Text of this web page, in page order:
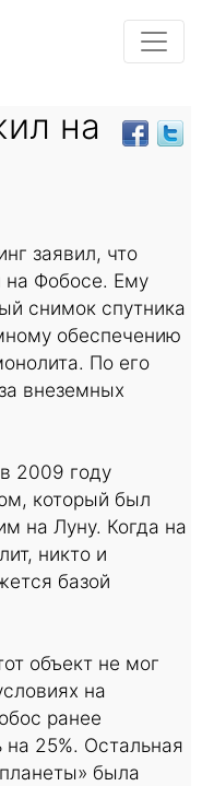
на
заявил, что
на Фобосе. Ему
снимок спутника
обеспечению
По его
внеземных
2009 году
который был
на Луну. Когда на
никто и
базой
объект не мог
на
ранее
25%. Остальная
была